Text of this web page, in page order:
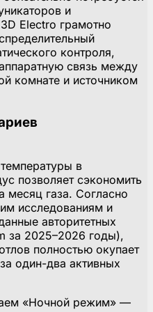
и
Electro грамотно
контроля,
связь между
комнате и источником
в
позволяет сэкономить
месяц газа. Согласно
исследованиям и
авторитетных
за 2025–2026 годы),
полностью окупает
один-два активных
«Ночной режим» —